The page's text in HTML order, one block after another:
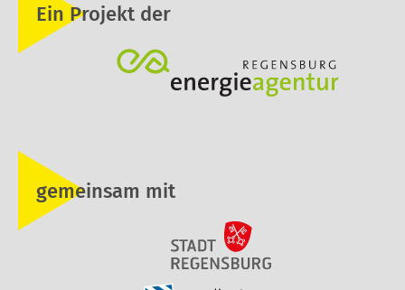
Ein Projekt der
gemeinsam mit